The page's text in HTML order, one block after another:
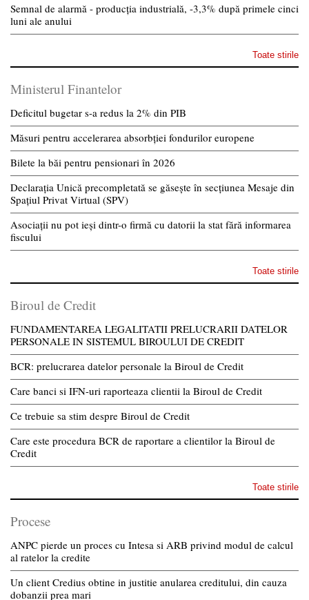
Semnal de alarmă - producția industrială, -3,3% după primele cinci
luni ale anului
Toate stirile
Ministerul Finantelor
Deficitul bugetar s-a redus la 2% din PIB
Măsuri pentru accelerarea absorbției fondurilor europene
Bilete la băi pentru pensionari în 2026
Declarația Unică precompletată se găsește în secțiunea Mesaje din
Spațiul Privat Virtual (SPV)
Asociații nu pot ieși dintr-o firmă cu datorii la stat fără informarea
fiscului
Toate stirile
Biroul de Credit
FUNDAMENTAREA LEGALITATII PRELUCRARII DATELOR
PERSONALE IN SISTEMUL BIROULUI DE CREDIT
BCR: prelucrarea datelor personale la Biroul de Credit
Care banci si IFN-uri raporteaza clientii la Biroul de Credit
Ce trebuie sa stim despre Biroul de Credit
Care este procedura BCR de raportare a clientilor la Biroul de
Credit
Toate stirile
Procese
ANPC pierde un proces cu Intesa si ARB privind modul de calcul
al ratelor la credite
Un client Credius obtine in justitie anularea creditului, din cauza
dobanzii prea mari